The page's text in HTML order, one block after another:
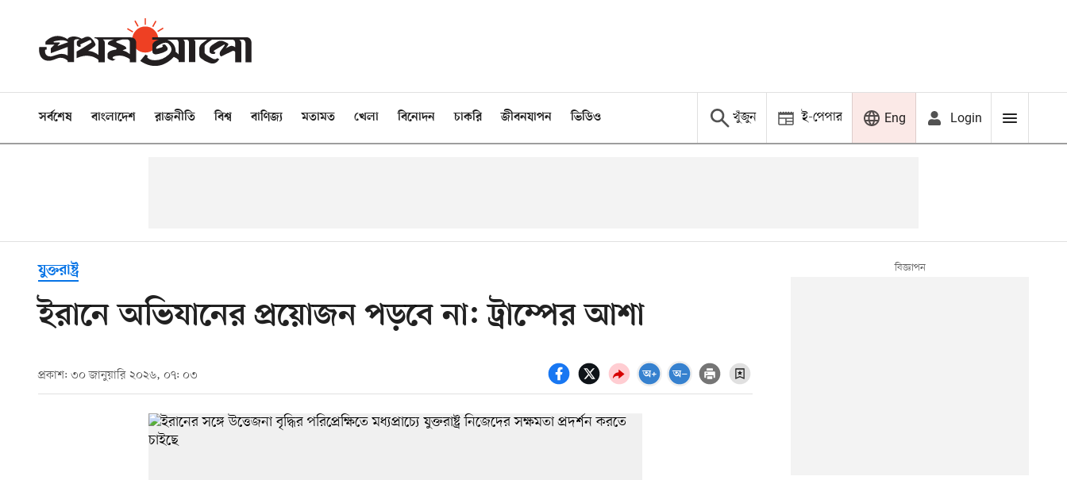
সর্বশেষ বাংলাদেশ রাজনীতি বিশ্ব বাণিজ্য মতামত খেলা বিনোদন চাকরি জীবনযাপন ভিডিও খুঁজুন ই-পেপার Eng Login
যুক্তরাষ্ট্র
ইরানে অভিযানের প্রয়োজন পড়বে না: ট্রাম্পের আশা
প্রকাশ: ৩০ জানুয়ারি ২০২৬, ০৭: ০৩